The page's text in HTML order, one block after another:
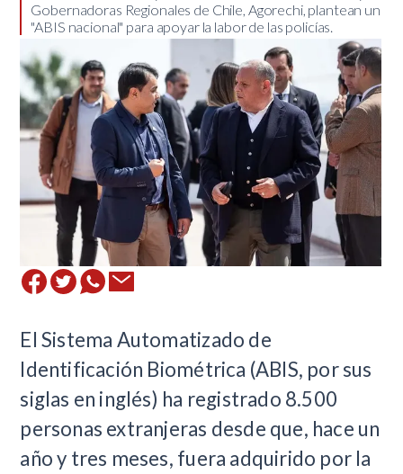
Gobernadoras Regionales de Chile, Agorechi, plantean un
"ABIS nacional" para apoyar la labor de las policías.​
El Sistema Automatizado de
Identificación Biométrica (ABIS, por sus
siglas en inglés) ha registrado 8.500
personas extranjeras desde que, hace un
año y tres meses, fuera adquirido por la